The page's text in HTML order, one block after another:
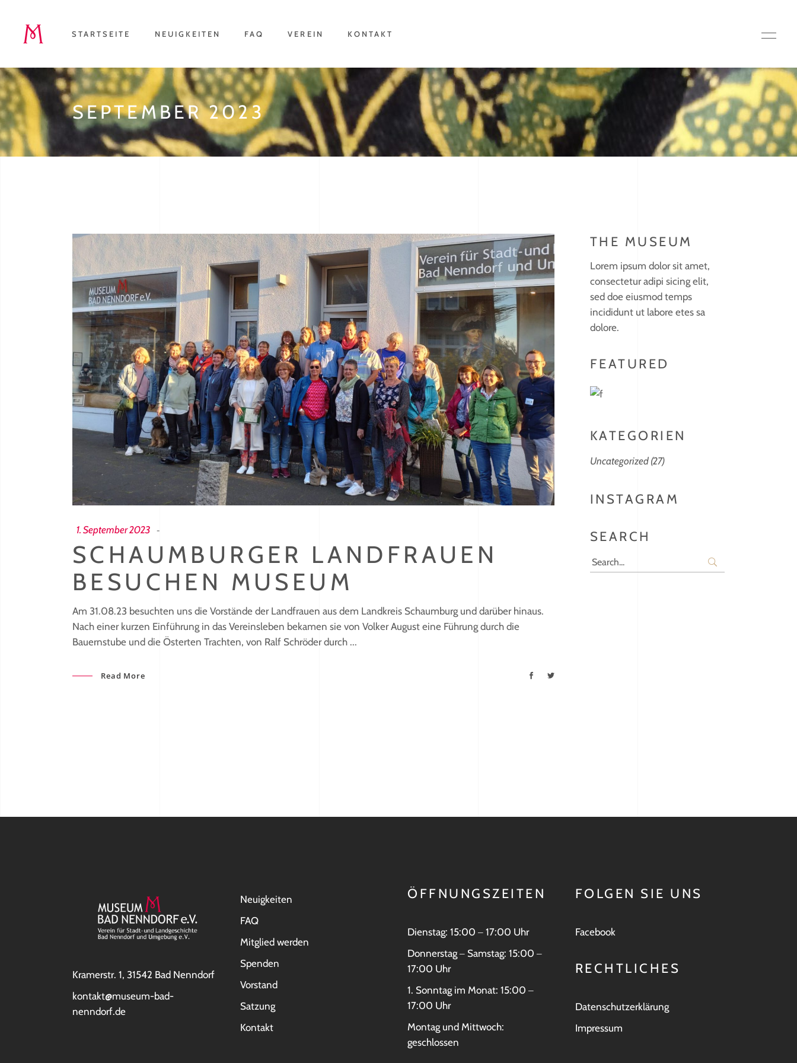
STARTSEITE NEUIGKEITEN FAQ VEREIN KONTAKT
SEPTEMBER 2023
1. September 2023
SCHAUMBURGER LANDFRAUEN
BESUCHEN MUSEUM
Am 31.08.23 besuchten uns die Vorstände der Landfrauen aus dem Landkreis Schaumburg und darüber hinaus.
Nach einer kurzen Einführung in das Vereinsleben bekamen sie von Volker August eine Führung durch die
Bauernstube und die Österten Trachten, von Ralf Schröder durch
Read More
THE MUSEUM
Lorem ipsum dolor sit amet,
consectetur adipi sicing elit,
sed doe eiusmod temps
incididunt ut labore etes sa
dolore.
FEATURED
KATEGORIEN
Uncategorized(27)
INSTAGRAM
SEARCH
Search
for:
Kramerstr. 1, 31542 Bad Nenndorf
kontakt@museum-bad-
nenndorf.de
Neuigkeiten
FAQ
Mitglied werden
Spenden
Vorstand
Satzung
Kontakt
ÖFFNUNGSZEITEN
Dienstag: 15:00 ‒ 17:00 Uhr
Donnerstag ‒ Samstag: 15:00 ‒
17:00 Uhr
1. Sonntag im Monat: 15:00 ‒
17:00 Uhr
Montag und Mittwoch:
geschlossen
FOLGEN SIE UNS
Facebook
RECHTLICHES
Datenschutzerklärung
Impressum